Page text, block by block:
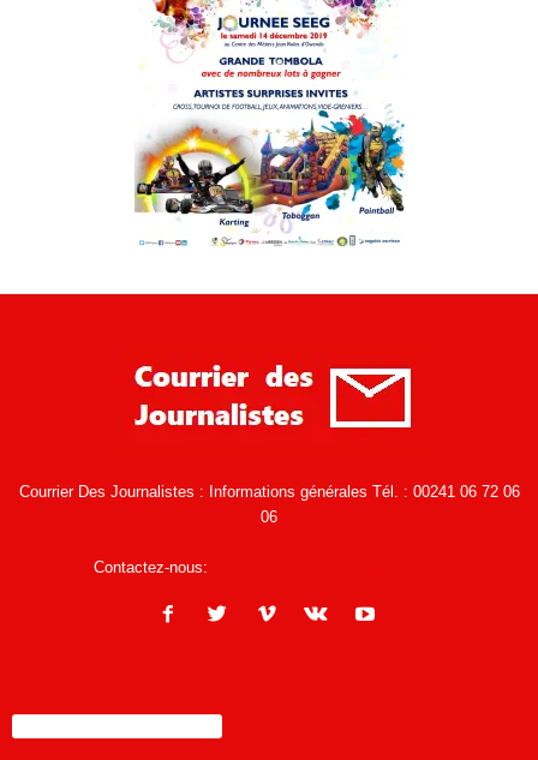
Courrier Des Journalistes : Informations générales Tél. : 00241 06 72 06
06
Contactez-nous: